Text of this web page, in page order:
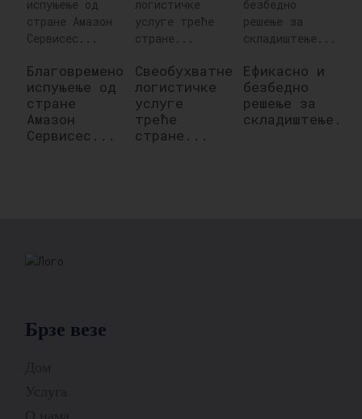
Благовремено
испуњење од
стране
Амазон
Сервисес...
Свеобухватне
логистичке
услуге
треће
стране...
Ефикасно и
безбедно
решење за
складиштење...
Брзе везе